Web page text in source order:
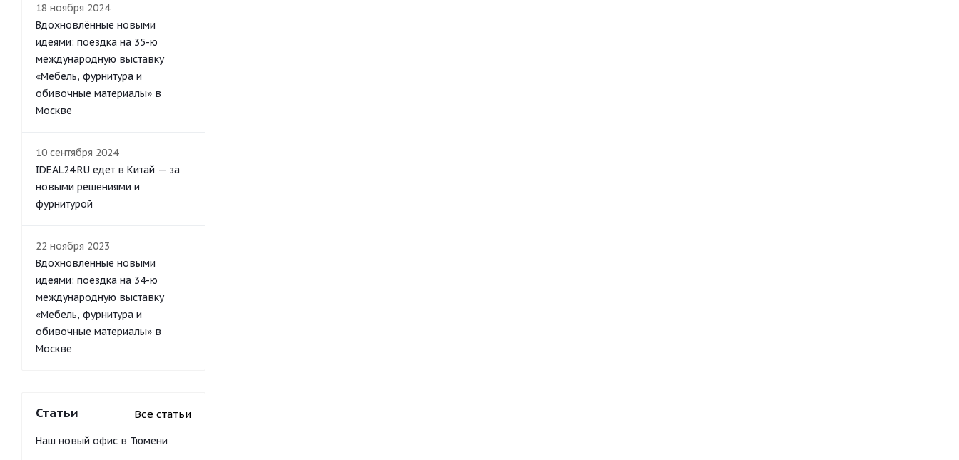
18 ноября 2024
Вдохновлённые новыми
идеями: поездка на 35-ю
международную выставку
«Мебель, фурнитура и
обивочные материалы» в
Москве
10 сентября 2024
IDEAL24.RU едет в Китай — за
новыми решениями и
фурнитурой
22 ноября 2023
Вдохновлённые новыми
идеями: поездка на 34-ю
международную выставку
«Мебель, фурнитура и
обивочные материалы» в
Москве
Статьи Все статьи
Наш новый офис в Тюмени